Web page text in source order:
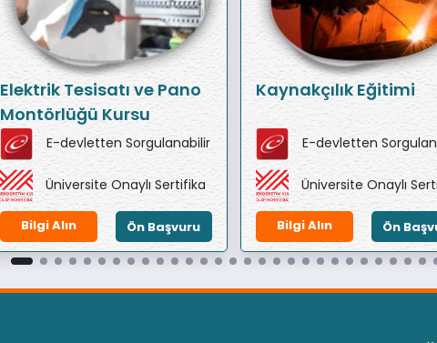
Elektrik Tesisatı ve Pano
Montörlüğü Kursu
E-devletten Sorgulanabilir
Üniversite Onaylı Sertifika
Bilgi Alın Ön Başvuru
Kaynakçılık Eğitimi
E-devletten
Üniversite Onaylı
Bilgi Alın Ön